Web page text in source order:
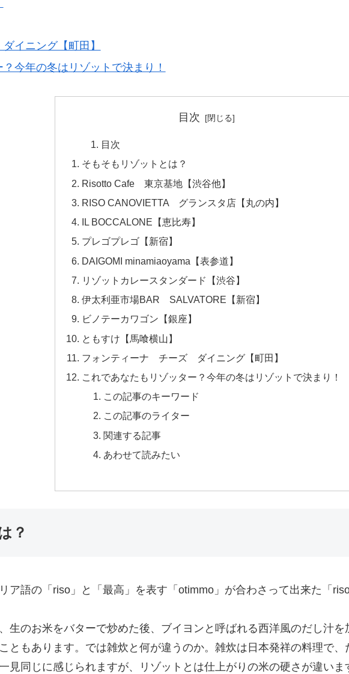
イニング【町田】
今年の冬はリゾットで決まり！
目次
目次
そもそもリゾットとは？
Risotto Cafe 東京基地【渋谷他】
RISO CANOVIETTA グランスタ店【丸の内】
IL BOCCALONE【恵比寿】
プレゴプレゴ【新宿】
DAIGOMI minamiaoyama【表参道】
リゾットカレースタンダード【渋谷】
伊太利亜市場BAR SALVATORE【新宿】
ビノテーカワゴン【銀座】
ともすけ【馬喰横山】
フォンティーナ チーズ ダイニング【町田】
これであなたもリゾッター？今年の冬はリゾットで決まり！
この記事のキーワード
この記事のライター
関連する記事
あわせて読みたい
？
ア語の「riso」と「最高」を表す「otimmo」が合わさって出来た「
生のお米をバターで炒めた後、ブイヨンと呼ばれる西洋風のだし汁
ともあります。では雑炊と何が違うのか。雑炊は日本発祥の料理で
見同じに感じられますが、リゾットとは仕上がりの米の硬さが違い